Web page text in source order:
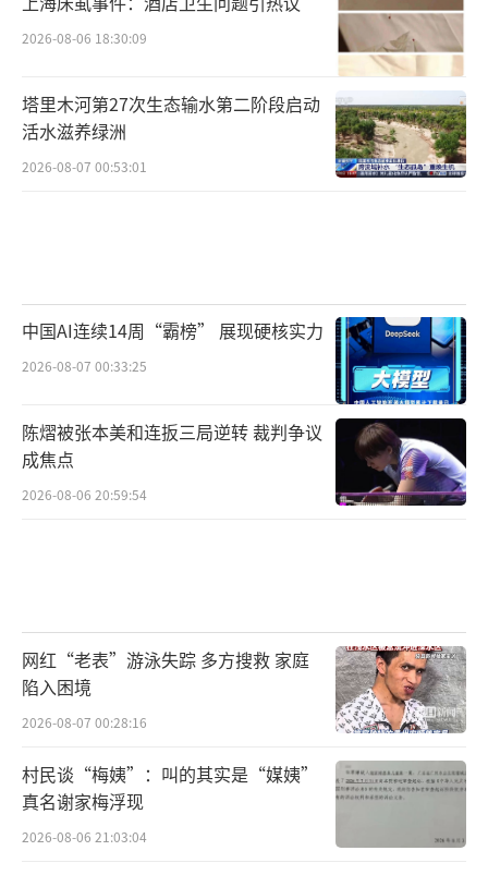
2026-08-06 18:30:09
塔里木河第27次生态输水第二阶段启动
活水滋养绿洲
2026-08-07 00:53:01
中国AI连续14周“霸榜” 展现硬核实力
2026-08-07 00:33:25
陈熠被张本美和连扳三局逆转 裁判争议
成焦点
2026-08-06 20:59:54
网红“老表”游泳失踪 多方搜救 家庭
陷入困境
2026-08-07 00:28:16
村民谈“梅姨”：叫的其实是“媒姨”
真名谢家梅浮现
2026-08-06 21:03:04